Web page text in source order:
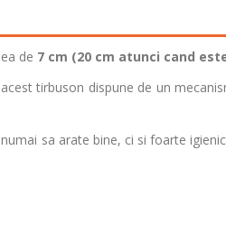
de 7 cm (20 cm atunci cand
tirbuson dispune de un
sa arate bine, ci si foarte